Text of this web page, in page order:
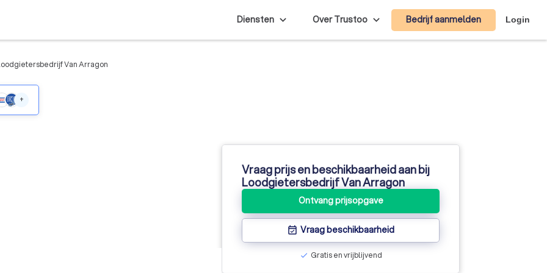
Diensten Over Trustoo Bedrijf aanmelden Login
Van Arragon
+
Vraag prijs en beschikbaarheid aan bij
Loodgietersbedrijf Van Arragon
Ontvang prijsopgave
event_available Vraag beschikbaarheid
check Gratis en vrijblijvend